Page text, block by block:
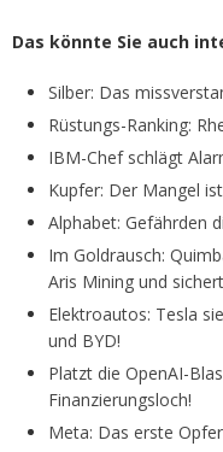
Das könnte Sie auch
Silber: Das
Rüstungs-Ranking:
IBM-Chef schlägt
Kupfer: Der Mangel
Alphabet: Gefährden
Im Goldrausch:
Aris Mining und
Elektroautos: Tesla
und BYD!
Platzt die OpenAI-
Finanzierungsloch!
Meta: Das erste